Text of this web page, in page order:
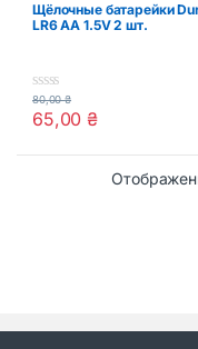
Щёлочные батарейки
LR6 AA 1.5V 2 шт.
0
o
65,00₴
80,00₴